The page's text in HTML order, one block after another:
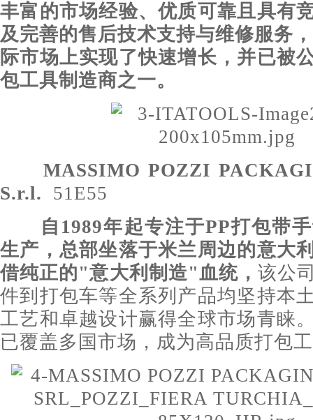
丰富的市场经验、优质可靠且具有
及完善的售后技术支持与维修服务
际市场上实现了快速增长，并已被
包工具制造商之一。
MASSIMO POZZI
S.r.l.
51E55
自1989年起专注于PP打包带
生产，总部坐落于米兰周边的意大
借纯正的"意大利制造"血统，该公
件到打包车等全系列产品均坚持本
工艺和卓越设计赢得全球市场青睐
已覆盖多国市场，成为高品质打包